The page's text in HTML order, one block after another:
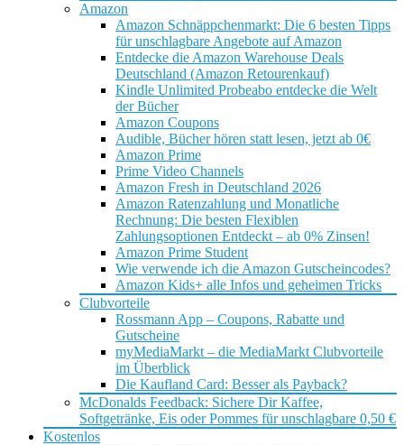
Amazon
Amazon Schnäppchenmarkt: Die 6 besten Tipps
für unschlagbare Angebote auf Amazon
Entdecke die Amazon Warehouse Deals
Deutschland (Amazon Retourenkauf)
Kindle Unlimited Probeabo entdecke die Welt
der Bücher
Amazon Coupons
Audible, Bücher hören statt lesen, jetzt ab 0€
Amazon Prime
Prime Video Channels
Amazon Fresh in Deutschland 2026
Amazon Ratenzahlung und Monatliche
Rechnung: Die besten Flexiblen
Zahlungsoptionen Entdeckt – ab 0% Zinsen!
Amazon Prime Student
Wie verwende ich die Amazon Gutscheincodes?
Amazon Kids+ alle Infos und geheimen Tricks
Clubvorteile
Rossmann App – Coupons, Rabatte und
Gutscheine
myMediaMarkt – die MediaMarkt Clubvorteile
im Überblick
Die Kaufland Card: Besser als Payback?
McDonalds Feedback: Sichere Dir Kaffee,
Softgetränke, Eis oder Pommes für unschlagbare 0,50 €
Kostenlos